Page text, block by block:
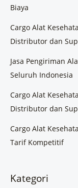
Biaya
Cargo Alat
Distributor dan
Jasa Pengiriman
Seluruh Indonesia
Cargo Alat
Distributor dan
Cargo Alat
Tarif Kompetitif
Kategori